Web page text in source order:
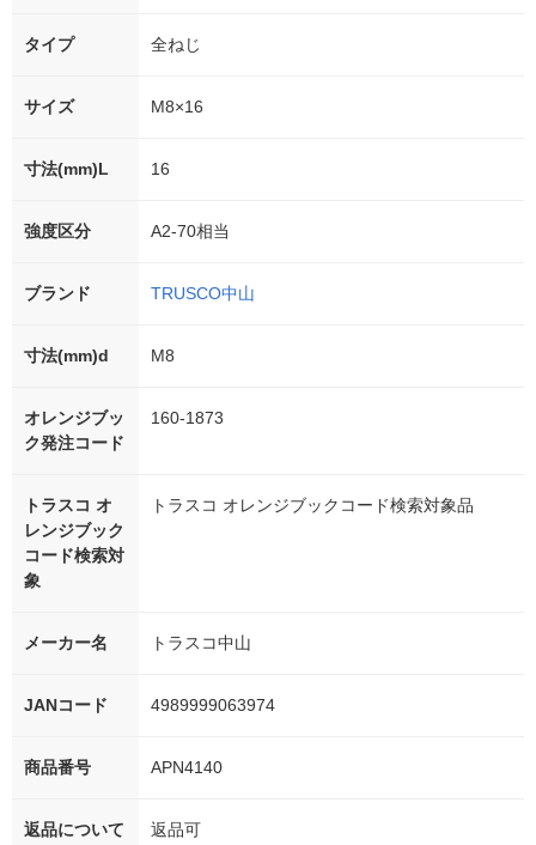
タイプ 全ねじ
サイズ M8×16
寸法(mm)L 16
強度区分 A2-70相当
ブランド TRUSCO中山
寸法(mm)d M8
オレンジブッ
ク発注コード
160-1873
トラスコ オ
レンジブック
コード検索対
象
トラスコ オレンジブックコード検索対象品
メーカー名 トラスコ中山
JANコード 4989999063974
商品番号 APN4140
返品について
返品可